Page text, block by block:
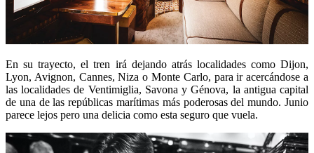
En su trayecto, el tren irá dejando atrás localidades como Dijon,
Lyon, Avignon, Cannes, Niza o Monte Carlo, para ir acercándose a
las localidades de Ventimiglia, Savona y Génova, la antigua capital
de una de las repúblicas marítimas más poderosas del mundo. Junio
parece lejos pero una delicia como esta seguro que vuela.